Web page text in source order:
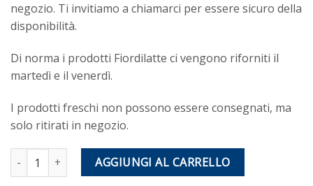
negozio. Ti invitiamo a chiamarci per essere sicuro della
disponibilità.
Di norma i prodotti Fiordilatte ci vengono riforniti il
martedì e il venerdì.
I prodotti freschi non possono essere consegnati, ma
solo ritirati in negozio.
Scamorza affumicata quantitàAGGIUNGI AL CARRELLO